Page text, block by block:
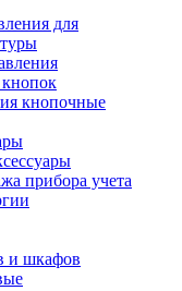
для
кнопочные
прибора учета
и шкафов